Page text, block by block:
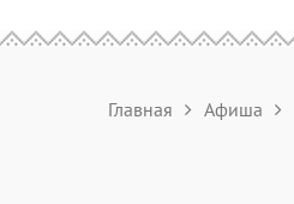
Главная Афиша